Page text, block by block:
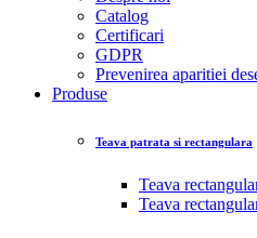
Catalog
Certificari
GDPR
Prevenirea aparitiei
Produse
Teava patrata si rectangulara
Teava
Teava